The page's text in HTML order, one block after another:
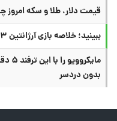
قیمت دلار، طلا و سکه امروز چهارشنبه
ببینید؛ خلاصه بازی آرژانتین ۳ - مصر ۲ در جام جهانی
بدون دردسر